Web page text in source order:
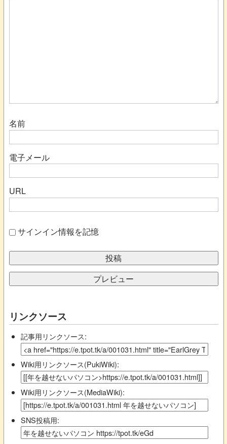
名前
電子メール
URL
サインイン情報を記憶
リンクソース
記事用リンクソース:
Wiki用リンクソース(PukiWiki):
Wiki用リンクソース(MediaWiki):
SNS投稿用: